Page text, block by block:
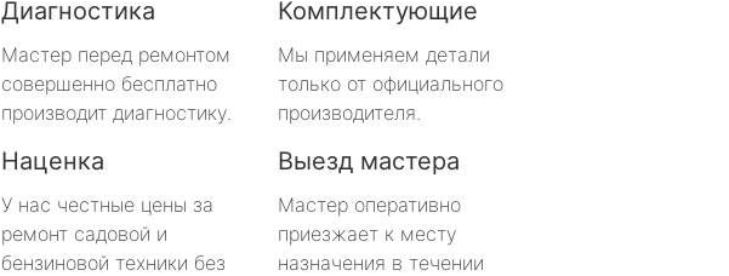
Диагностика
Мастер перед ремонтом
совершенно бесплатно
производит диагностику.
Комплектующие
Мы применяем детали
только от официального
производителя.
Наценка
У нас честные цены за
ремонт садовой и
бензиновой техники без
Выезд мастера
Мастер оперативно
приезжает к месту
назначения в течении